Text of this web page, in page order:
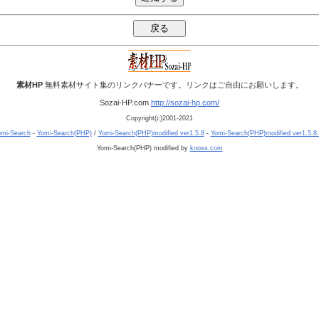
素材HP無料素材サイト集のリンクバナーです。リンクはご自由にお願いします。
Sozai-HP.com http://sozai-hp.com/
Copyright(c)2001-2021
Search- Yomi-Search(PHP)/ Yomi-Search(PHP)modified ver1.5.8- Yomi-Search(PHP)modified
Yomi-Search(PHP) modified by kooss.com